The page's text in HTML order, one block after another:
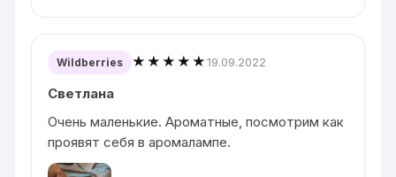
Wildberries ★★★★★19.09.2022
Светлана
Очень маленькие. Ароматные, посмотрим как
проявят себя в аромалампе.